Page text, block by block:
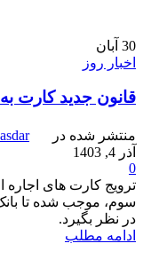
30 آبان
اخبار روز
قانون جدید کارت
منتشر شده در
آذر 4, 1403
0
ترویج کارت های
سوم، موجب شده تا
در نظر بگیرد.
ادامه مطلب